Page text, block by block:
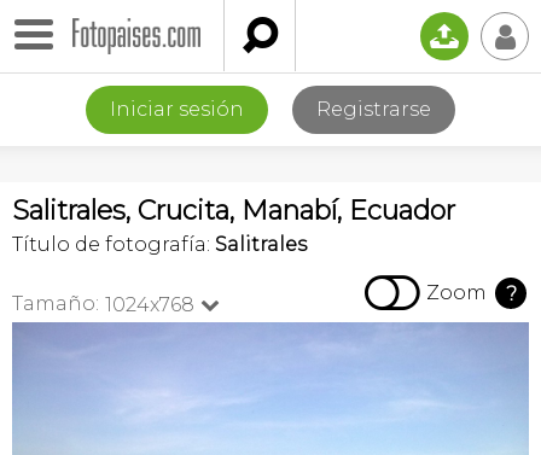
 📤 👤
Iniciar sesión Registrarse
Salitrales, Crucita, Manabí, Ecuador
Título de fotografía: Salitrales
Tamaño: 1024x768   Zoom ?